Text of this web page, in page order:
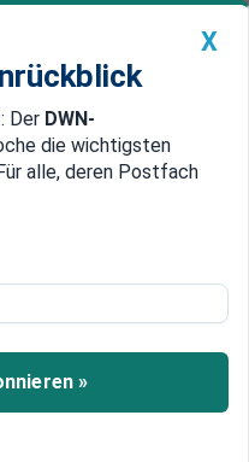
Geldanlage Premium
China
Bank,
setzen sich in
X
Der DWN-
die wichtigsten
alle, deren Postfach
»